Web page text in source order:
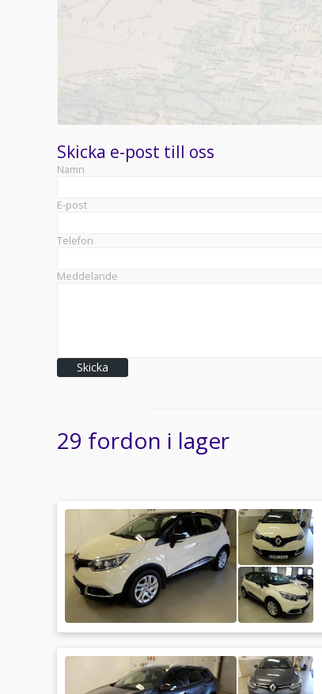
Skicka e-post till oss
Namn
E-post
Telefon
Meddelande
Skicka
29 fordon i lager